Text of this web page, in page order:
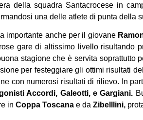
della squadra Santacrocese in
una delle atlete di punta della
importante anche per il giovane
gare di altissimo livello risultando
stagione che è servita soprattutto
per festeggiare gli ottimi risultati
con numerosi risultati di rilievo. In
Accordi, Galeotti, e Gargiani.
in Coppa Toscana e da Zibelllini,